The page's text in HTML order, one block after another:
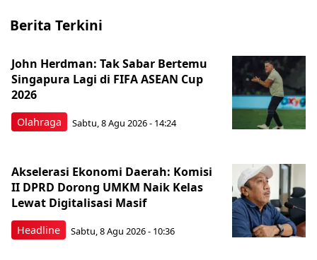
Berita Terkini
Olahraga
John Herdman: Tak Sabar Bertemu
Singapura Lagi di FIFA ASEAN Cup
2026
Sabtu, 8 Agu 2026 - 14:24
Headline
Akselerasi Ekonomi Daerah: Komisi
II DPRD Dorong UMKM Naik Kelas
Lewat Digitalisasi Masif
Sabtu, 8 Agu 2026 - 10:36